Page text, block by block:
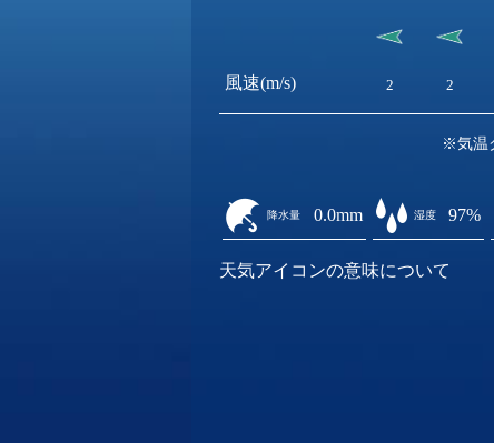
風速(m/s) 2 2
※気温
降水量 0.0mm 湿度 97%
天気アイコンの意味について